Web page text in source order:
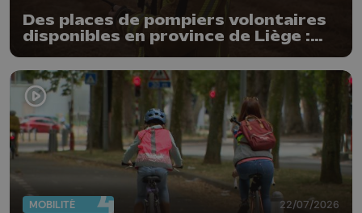
Des places de pompiers volontaires
disponibles en province de Liège :
pas nous aider"
MOBILITÉ 22/07/2026